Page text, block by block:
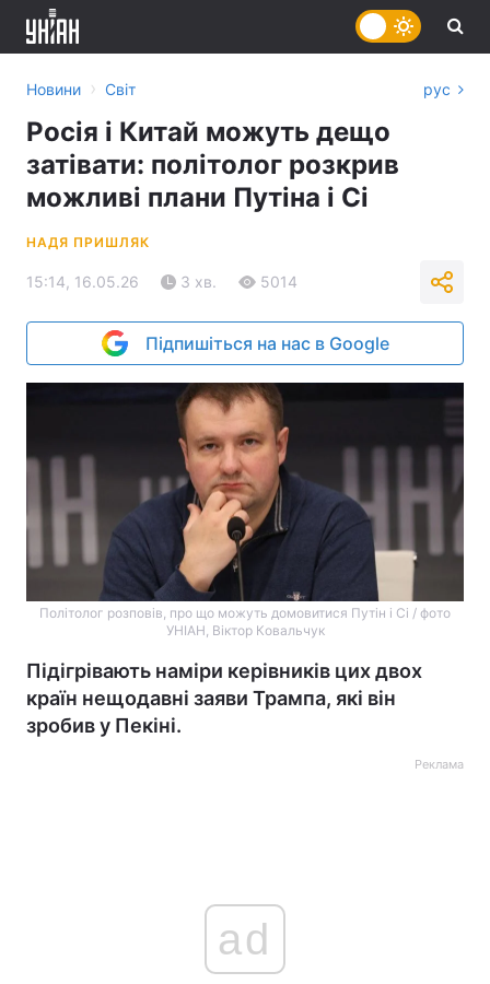
Новини › Світ рус
Росія і Китай можуть дещо
затівати: політолог розкрив
можливі плани Путіна і Сі
НАДЯ ПРИШЛЯК
15:14, 16.05.26 3 хв. 5014
Підпишіться на нас в Google
Політолог розповів, про що можуть домовитися Путін і Сі / фото
УНІАН, Віктор Ковальчук
Підігрівають наміри керівників цих двох
країн нещодавні заяви Трампа, які він
зробив у Пекіні.
Реклама
ad